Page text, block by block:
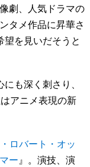
劇、人気ドラマの
タメ作品に昇華さ
を見いだそうと
も深く刺さり、
アニメ表現の新
ロバート・オッ
ー』。演技、演